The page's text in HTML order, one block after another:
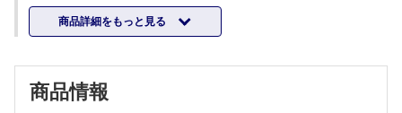
■これからの糖尿病診療で求められる薬剤師の役割と地域医療連携（厚
田 幸一郎）
■糖尿病治療の評価と合併症・副作用マネジメント
・糖尿病合併症に気づくための問診技術（清野 弘明 ほか）
・糖尿病治療薬で留意すべき副作用のマネジメント（濱口 良彦）
商品詳細をもっと見る
商品情報